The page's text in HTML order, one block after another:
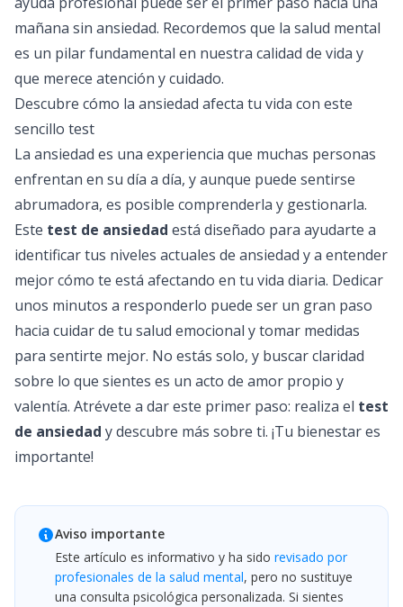
mañana sin ansiedad. Recordemos que la salud mental
es un pilar fundamental en nuestra calidad de vida y
que merece atención y cuidado.
Descubre cómo la ansiedad afecta tu vida con este
sencillo test
La ansiedad es una experiencia que muchas personas
enfrentan en su día a día, y aunque puede sentirse
abrumadora, es posible comprenderla y gestionarla.
Este test de ansiedad está diseñado para ayudarte a
identificar tus niveles actuales de ansiedad y a entender
mejor cómo te está afectando en tu vida diaria. Dedicar
unos minutos a responderlo puede ser un gran paso
hacia cuidar de tu salud emocional y tomar medidas
para sentirte mejor. No estás solo, y buscar claridad
sobre lo que sientes es un acto de amor propio y
valentía. Atrévete a dar este primer paso: realiza el test
de ansiedad y descubre más sobre ti. ¡Tu bienestar es
importante!
Aviso importante
Este artículo es informativo y ha sido revisado por
profesionales de la salud mental, pero no sustituye
una consulta psicológica personalizada. Si sientes